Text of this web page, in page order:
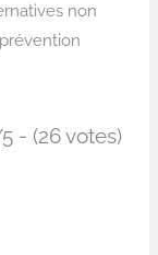
non
- (26 votes)